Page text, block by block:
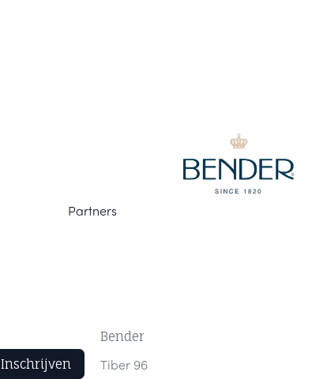
Inschrijven
Bender
Tiber 96
Partners